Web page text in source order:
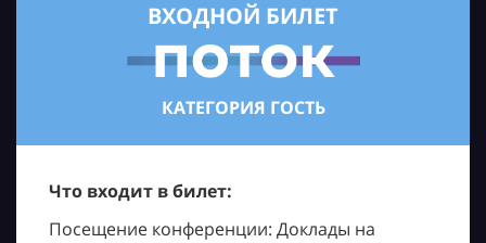
ВХОДНОЙ БИЛЕТ
КАТЕГОРИЯ ГОСТЬ
Что входит в билет:
Посещение конференции: Доклады на